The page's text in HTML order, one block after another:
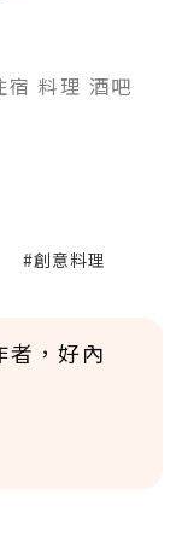
宿 料理 酒吧
#創意料理
者，好內